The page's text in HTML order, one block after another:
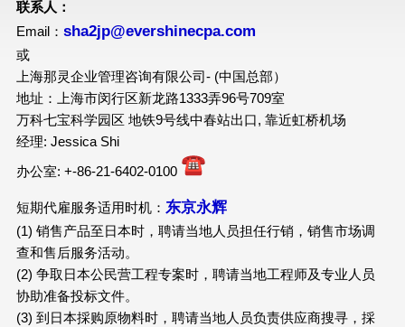
联系人：
Email： sha2jp@evershinecpa.com
或
上海那灵企业管理咨询有限公司- (中国总部）
地址：上海市闵行区新龙路1333弄96号709室
万科七宝科学园区 地铁9号线中春站出口, 靠近虹桥机场
经理: Jessica Shi
办公室: +-86-21-6402-0100
短期代雇服务适用时机： 东京永辉
(1) 销售产品至日本时，聘请当地人员担任行销，销售市场调
查和售后服务活动。
(2) 争取日本公民营工程专案时，聘请当地工程师及专业人员
协助准备投标文件。
(3) 到日本採购原物料时，聘请当地人员负责供应商搜寻，採